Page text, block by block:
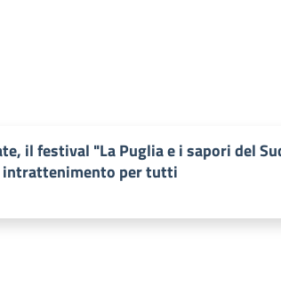
il festival "La Puglia e i sapori del
intrattenimento per tutti